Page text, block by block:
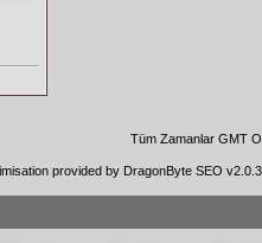
Tüm Zamanlar GMT
provided by DragonByte SEO